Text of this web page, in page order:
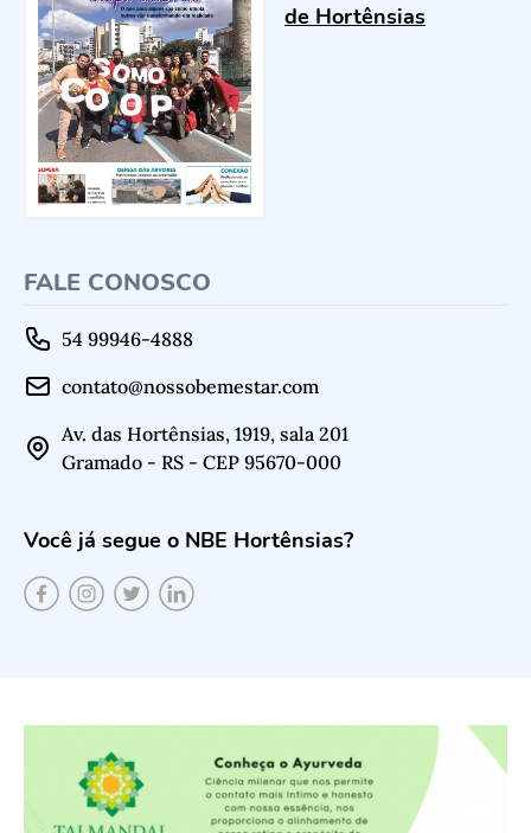
de Hortênsias
FALE CONOSCO
54 99946-4888
contato@nossobemestar.com
Av. das Hortênsias, 1919, sala 201
Gramado - RS - CEP 95670-000
Você já segue o NBE Hortênsias?